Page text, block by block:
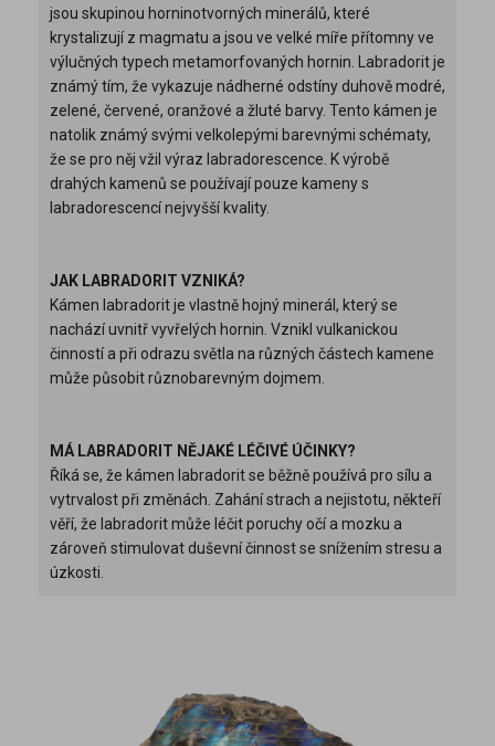
jsou skupinou horninotvorných minerálů, které
krystalizují z magmatu a jsou ve velké míře přítomny ve
výlučných typech metamorfovaných hornin. Labradorit je
známý tím, že vykazuje nádherné odstíny duhově modré,
zelené, červené, oranžové a žluté barvy. Tento kámen je
natolik známý svými velkolepými barevnými schématy,
že se pro něj vžil výraz labradorescence. K výrobě
drahých kamenů se používají pouze kameny s
labradorescencí nejvyšší kvality.
JAK LABRADORIT VZNIKÁ?
Kámen labradorit je vlastně hojný minerál, který se
nachází uvnitř vyvřelých hornin. Vznikl vulkanickou
činností a při odrazu světla na různých částech kamene
může působit různobarevným dojmem.
MÁ LABRADORIT NĚJAKÉ LÉČIVÉ ÚČINKY?
Říká se, že kámen labradorit se běžně používá pro sílu a
vytrvalost při změnách. Zahání strach a nejistotu, někteří
věří, že labradorit může léčit poruchy očí a mozku a
zároveň stimulovat duševní činnost se snížením stresu a
úzkosti.